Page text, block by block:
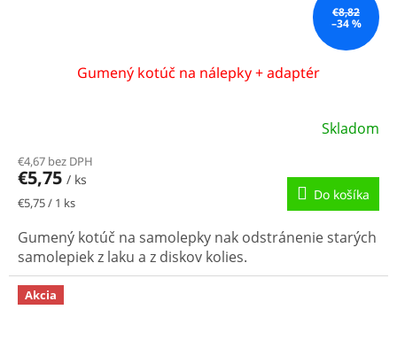
€8,82
–34 %
Gumený kotúč na nálepky + adaptér
Skladom
€4,67 bez DPH
€5,75 / ks
Jednotková
€5,75 / 1 ks Do košíka
Gumený kotúč na samolepky nak odstránenie starých
samolepiek z laku a z diskov kolies.
Akcia